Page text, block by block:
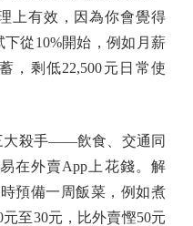
上有效，因為你會覺得
下從10%開始，例如月薪
，剩低22,500元日常使
殺手——飲食、交通同
在外賣App上花錢。解
預備一周飯菜，例如煮
至30元，比外賣慳50元